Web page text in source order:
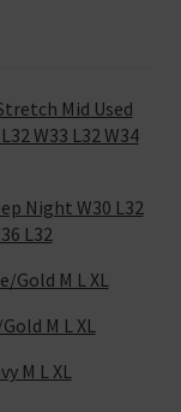
Mid Used
W33 L32 W34
Night W30 L32
L32
Gold M L XL
M L XL
M L XL